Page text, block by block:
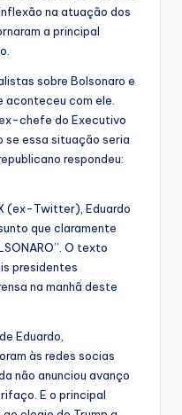
na atuação dos
a principal
sobre Bolsonaro e
aconteceu com ele.
chefe do Executivo
se essa situação seria
respondeu:
(ex-Twitter), Eduardo
que claramente
O texto
presidentes
na manhã deste
Eduardo,
às redes socias
não anunciou avanço
E o principal